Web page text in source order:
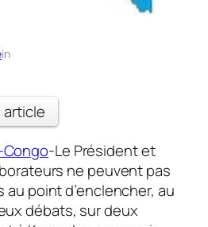
in
-Le Président et
ne peuvent pas
point d’enclencher, au
débats, sur deux